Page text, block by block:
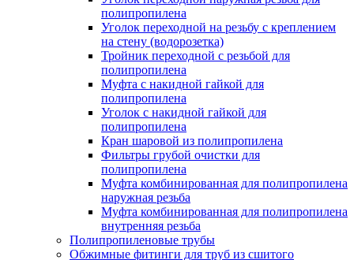
полипропилена
Уголок переходной на резьбу с креплением
на стену (водорозетка)
Тройник переходной с резьбой для
полипропилена
Муфта с накидной гайкой для
полипропилена
Уголок с накидной гайкой для
полипропилена
Кран шаровой из полипропилена
Фильтры грубой очистки для
полипропилена
Муфта комбинированная для полипропилена
наружная резьба
Муфта комбинированная для полипропилена
внутренняя резьба
Полипропиленовые трубы
Обжимные фитинги для труб из сшитого